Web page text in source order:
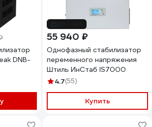
DNB-
55 940 ₽
Однофазный стабилизатор
переменного напряжения
Штиль ИнСтаб IS7000
4.7(55)
Купить